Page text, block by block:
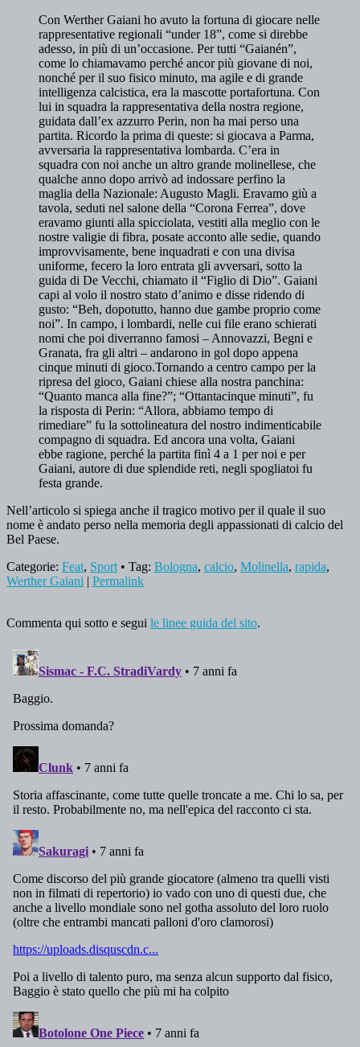
Con Werther Gaiani ho avuto la fortuna di giocare nelle
rappresentative regionali “under 18”, come si direbbe
adesso, in più di un’occasione. Per tutti “Gaianén”,
come lo chiamavamo perché ancor più giovane di noi,
nonché per il suo fisico minuto, ma agile e di grande
intelligenza calcistica, era la mascotte portafortuna. Con
lui in squadra la rappresentativa della nostra regione,
guidata dall’ex azzurro Perin, non ha mai perso una
partita. Ricordo la prima di queste: si giocava a Parma,
avversaria la rappresentativa lombarda. C’era in
squadra con noi anche un altro grande molinellese, che
qualche anno dopo arrivò ad indossare perfino la
maglia della Nazionale: Augusto Magli. Eravamo giù a
tavola, seduti nel salone della “Corona Ferrea”, dove
eravamo giunti alla spicciolata, vestiti alla meglio con le
nostre valigie di fibra, posate acconto alle sedie, quando
improvvisamente, bene inquadrati e con una divisa
uniforme, fecero la loro entrata gli avversari, sotto la
guida di De Vecchi, chiamato il “Figlio di Dio”. Gaiani
capi al volo il nostro stato d’animo e disse ridendo di
gusto: “Beh, dopotutto, hanno due gambe proprio come
noi”. In campo, i lombardi, nelle cui file erano schierati
nomi che poi diverranno famosi – Annovazzi, Begni e
Granata, fra gli altri – andarono in gol dopo appena
cinque minuti di gioco.Tornando a centro campo per la
ripresa del gioco, Gaiani chiese alla nostra panchina:
“Quanto manca alla fine?”; “Ottantacinque minuti”, fu
la risposta di Perin: “Allora, abbiamo tempo di
rimediare” fu la sottolineatura del nostro indimenticabile
compagno di squadra. Ed ancora una volta, Gaiani
ebbe ragione, perché la partita finì 4 a 1 per noi e per
Gaiani, autore di due splendide reti, negli spogliatoi fu
festa grande.
Nell’articolo si spiega anche il tragico motivo per il quale il suo
nome è andato perso nella memoria degli appassionati di calcio del
Bel Paese.
Categorie: Feat, Sport • Tag: Bologna, calcio, Molinella, rapida,
Werther Gaiani | Permalink
Commenta qui sotto e segui le linee guida del sito.